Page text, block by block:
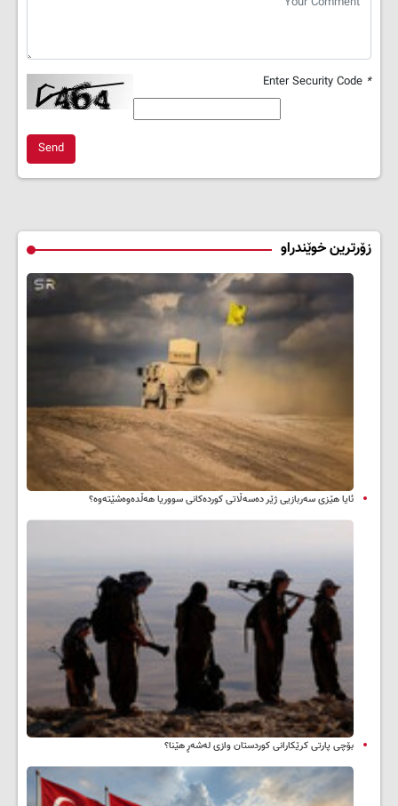
*
Send
زۆرترین خوێندراو
ئایا هێزی سەربازیی ژێر دەسەڵاتی کوردەکانی سووریا هەڵدەوەشێتەوە؟
بۆچی پارتی کرێکارانی کوردستان وازی لەشەڕ هێنا؟